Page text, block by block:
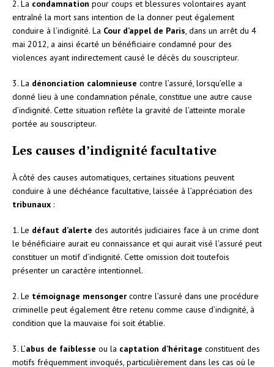
2. La condamnation pour coups et blessures volontaires ayant
entraîné la mort sans intention de la donner peut également
conduire à l’indignité. La Cour d’appel de Paris, dans un arrêt du 4
mai 2012, a ainsi écarté un bénéficiaire condamné pour des
violences ayant indirectement causé le décès du souscripteur.
3. La dénonciation calomnieuse contre l’assuré, lorsqu’elle a
donné lieu à une condamnation pénale, constitue une autre cause
d’indignité. Cette situation reflète la gravité de l’atteinte morale
portée au souscripteur.
Les causes d’indignité facultative
À côté des causes automatiques, certaines situations peuvent
conduire à une déchéance facultative, laissée à l’appréciation des
tribunaux :
1. Le défaut d’alerte des autorités judiciaires face à un crime dont
le bénéficiaire aurait eu connaissance et qui aurait visé l’assuré peut
constituer un motif d’indignité. Cette omission doit toutefois
présenter un caractère intentionnel.
2. Le témoignage mensonger contre l’assuré dans une procédure
criminelle peut également être retenu comme cause d’indignité, à
condition que la mauvaise foi soit établie.
3. L’abus de faiblesse ou la captation d’héritage constituent des
motifs fréquemment invoqués, particulièrement dans les cas où le